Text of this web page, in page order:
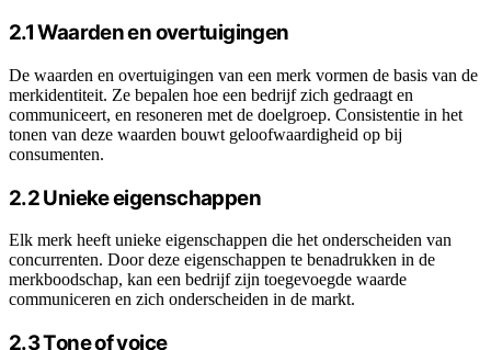
2.1 Waarden en overtuigingen
De waarden en overtuigingen van een merk vormen de basis van de
merkidentiteit. Ze bepalen hoe een bedrijf zich gedraagt en
communiceert, en resoneren met de doelgroep. Consistentie in het
tonen van deze waarden bouwt geloofwaardigheid op bij
consumenten.
2.2 Unieke eigenschappen
Elk merk heeft unieke eigenschappen die het onderscheiden van
concurrenten. Door deze eigenschappen te benadrukken in de
merkboodschap, kan een bedrijf zijn toegevoegde waarde
communiceren en zich onderscheiden in de markt.
2.3 Tone of voice